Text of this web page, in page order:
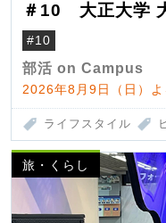
＃10 大正大学
#10
部活 on Campus
2026年8月9日（日）
ライフスタイル
旅・くらし